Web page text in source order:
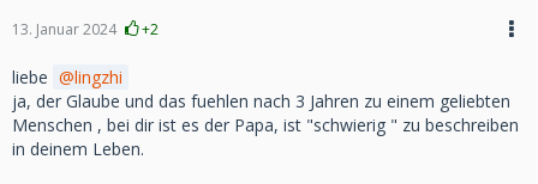
13. Januar 2024 +2
liebe
lingzhi
ja, der Glaube und das fuehlen nach 3 Jahren zu einem geliebten
Menschen , bei dir ist es der Papa, ist "schwierig " zu beschreiben
in deinem Leben.